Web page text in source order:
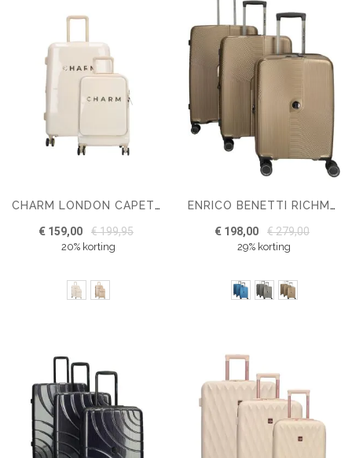
CHARM LONDON CAPETOWN HARDCASE KOFFERSET - MIDDENMAAT - HANDBAGAGE
€ 159,00 € 199,95
20% korting
ENRICO BENETTI RICHMOND 3 DELIGE KOFFERSET
€ 198,00 € 279,00
29% korting